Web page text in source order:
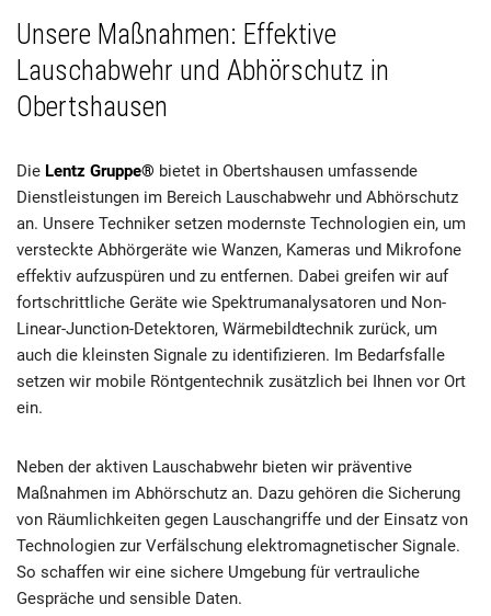
Unsere Maßnahmen: Effektive
Lauschabwehr und Abhörschutz in
Obertshausen
Die Lentz Gruppe® bietet in Obertshausen umfassende
Dienstleistungen im Bereich Lauschabwehr und Abhörschutz
an. Unsere Techniker setzen modernste Technologien ein, um
versteckte Abhörgeräte wie Wanzen, Kameras und Mikrofone
effektiv aufzuspüren und zu entfernen. Dabei greifen wir auf
fortschrittliche Geräte wie Spektrumanalysatoren und Non-
Linear-Junction-Detektoren, Wärmebildtechnik zurück, um
auch die kleinsten Signale zu identifizieren. Im Bedarfsfalle
setzen wir mobile Röntgentechnik zusätzlich bei Ihnen vor Ort
ein.
Neben der aktiven Lauschabwehr bieten wir präventive
Maßnahmen im Abhörschutz an. Dazu gehören die Sicherung
von Räumlichkeiten gegen Lauschangriffe und der Einsatz von
Technologien zur Verfälschung elektromagnetischer Signale.
So schaffen wir eine sichere Umgebung für vertrauliche
Gespräche und sensible Daten.